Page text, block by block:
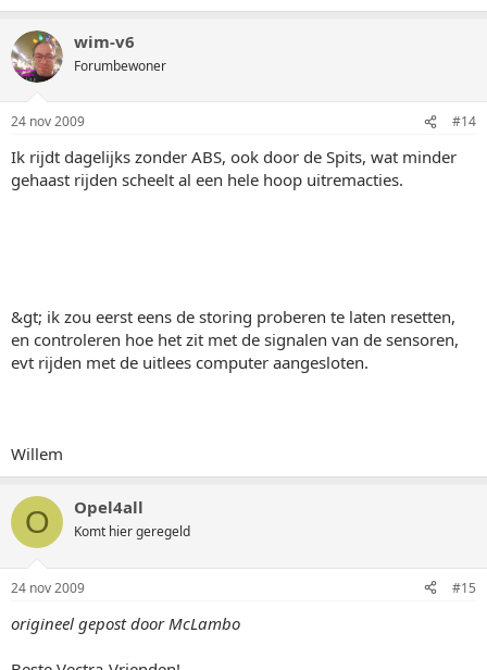
wim-v6
Forumbewoner
24 nov 2009 #14
Ik rijdt dagelijks zonder ABS, ook door de Spits, wat minder
gehaast rijden scheelt al een hele hoop uitremacties.
&gt; ik zou eerst eens de storing proberen te laten resetten,
en controleren hoe het zit met de signalen van de sensoren,
evt rijden met de uitlees computer aangesloten.
Willem
O Opel4all
Komt hier geregeld
24 nov 2009 #15
origineel gepost door McLambo